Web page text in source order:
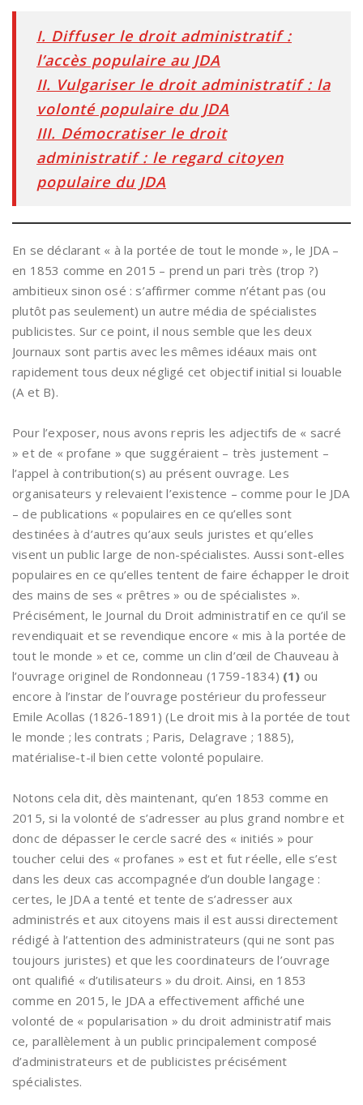
I. Diffuser le droit administratif :
l’accès populaire au JDA
II. Vulgariser le droit administratif : la
volonté populaire du JDA
III. Démocratiser le droit
administratif : le regard citoyen
populaire du JDA
En se déclarant « à la portée de tout le monde », le JDA –
en 1853 comme en 2015 – prend un pari très (trop ?)
ambitieux sinon osé : s’affirmer comme n’étant pas (ou
plutôt pas seulement) un autre média de spécialistes
publicistes. Sur ce point, il nous semble que les deux
Journaux sont partis avec les mêmes idéaux mais ont
rapidement tous deux négligé cet objectif initial si louable
(A et B).
Pour l’exposer, nous avons repris les adjectifs de « sacré
» et de « profane » que suggéraient – très justement –
l’appel à contribution(s) au présent ouvrage. Les
organisateurs y relevaient l’existence – comme pour le JDA
– de publications « populaires en ce qu’elles sont
destinées à d’autres qu’aux seuls juristes et qu’elles
visent un public large de non-spécialistes. Aussi sont-elles
populaires en ce qu’elles tentent de faire échapper le droit
des mains de ses « prêtres » ou de spécialistes ».
Précisément, le Journal du Droit administratif en ce qu’il se
revendiquait et se revendique encore « mis à la portée de
tout le monde » et ce, comme un clin d’œil de Chauveau à
l’ouvrage originel de Rondonneau (1759-1834) (1) ou
encore à l’instar de l’ouvrage postérieur du professeur
Emile Acollas (1826-1891) (Le droit mis à la portée de tout
le monde ; les contrats ; Paris, Delagrave ; 1885),
matérialise-t-il bien cette volonté populaire.
Notons cela dit, dès maintenant, qu’en 1853 comme en
2015, si la volonté de s’adresser au plus grand nombre et
donc de dépasser le cercle sacré des « initiés » pour
toucher celui des « profanes » est et fut réelle, elle s’est
dans les deux cas accompagnée d’un double langage :
certes, le JDA a tenté et tente de s’adresser aux
administrés et aux citoyens mais il est aussi directement
rédigé à l’attention des administrateurs (qui ne sont pas
toujours juristes) et que les coordinateurs de l’ouvrage
ont qualifié « d’utilisateurs » du droit. Ainsi, en 1853
comme en 2015, le JDA a effectivement affiché une
volonté de « popularisation » du droit administratif mais
ce, parallèlement à un public principalement composé
d’administrateurs et de publicistes précisément
spécialistes.